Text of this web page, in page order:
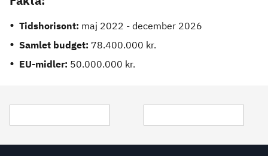
Tidshorisont: maj 2022 - december 2026
Samlet budget: 78.400.000 kr.
EU-midler: 50.000.000 kr.